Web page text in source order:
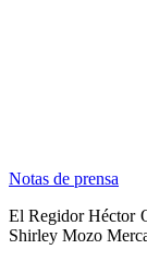
Notas de prensa
El Regidor Héctor
Shirley Mozo